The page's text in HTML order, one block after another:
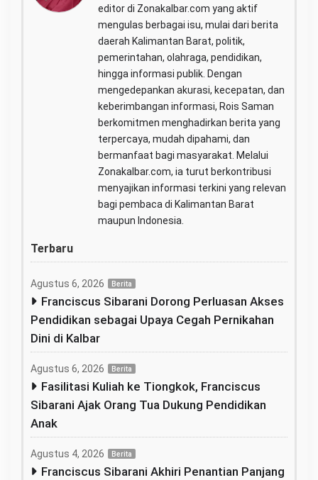
editor di Zonakalbar.com yang aktif
mengulas berbagai isu, mulai dari berita
daerah Kalimantan Barat, politik,
pemerintahan, olahraga, pendidikan,
hingga informasi publik. Dengan
mengedepankan akurasi, kecepatan, dan
keberimbangan informasi, Rois Saman
berkomitmen menghadirkan berita yang
terpercaya, mudah dipahami, dan
bermanfaat bagi masyarakat. Melalui
Zonakalbar.com, ia turut berkontribusi
menyajikan informasi terkini yang relevan
bagi pembaca di Kalimantan Barat
maupun Indonesia.
Terbaru
Agustus 6, 2026 Berita
Franciscus Sibarani Dorong Perluasan Akses
Pendidikan sebagai Upaya Cegah Pernikahan
Dini di Kalbar
Agustus 6, 2026 Berita
Fasilitasi Kuliah ke Tiongkok, Franciscus
Sibarani Ajak Orang Tua Dukung Pendidikan
Anak
Agustus 4, 2026 Berita
Franciscus Sibarani Akhiri Penantian Panjang